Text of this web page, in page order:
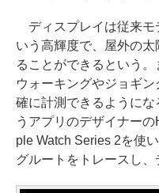
ディスプレイは従来モ
いう高輝度で、屋外の
ることができるという。
ウォーキングやジョギ
確に計測できるように
うアプリのデザイナー
ple Watch Series 2を使
グルートをトレースし、